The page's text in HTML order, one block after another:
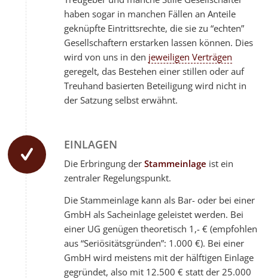
haben sogar in manchen Fällen an Anteile
geknüpfte Eintrittsrechte, die sie zu “echten”
Gesellschaftern erstarken lassen können. Dies
wird von uns in den jeweiligen Verträgen
geregelt, das Bestehen einer stillen oder auf
Treuhand basierten Beteiligung wird nicht in
der Satzung selbst erwähnt.
EINLAGEN
Die Erbringung derStammeinlage ist ein
zentraler Regelungspunkt.
Die Stammeinlage kann als Bar- oder bei einer
GmbH als Sacheinlage geleistet werden. Bei
einer UG genügen theoretisch 1,- € (empfohlen
aus “Seriösitätsgründen”: 1.000 €). Bei einer
GmbH wird meistens mit der hälftigen Einlage
gegründet, also mit 12.500 € statt der 25.000